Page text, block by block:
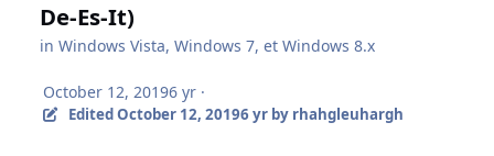
De-Es-It)
inWindows Vista, Windows 7, et Windows 8.x
October 12, 20196 yr ·
EditedOctober 12, 20196 yrby rhahgleuhargh